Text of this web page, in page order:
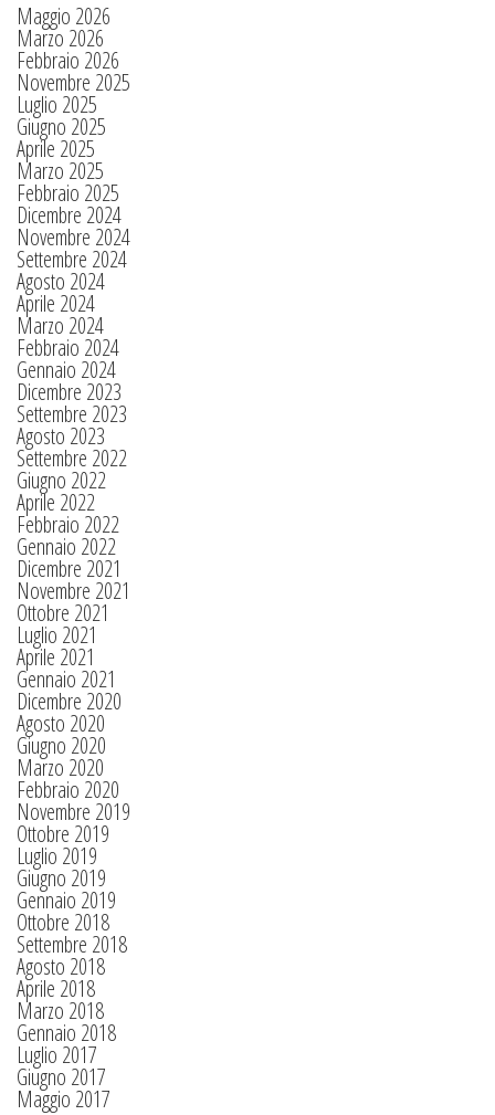
Maggio 2026
Marzo 2026
Febbraio 2026
Novembre 2025
Luglio 2025
Giugno 2025
Aprile 2025
Marzo 2025
Febbraio 2025
Dicembre 2024
Novembre 2024
Settembre 2024
Agosto 2024
Aprile 2024
Marzo 2024
Febbraio 2024
Gennaio 2024
Dicembre 2023
Settembre 2023
Agosto 2023
Settembre 2022
Giugno 2022
Aprile 2022
Febbraio 2022
Gennaio 2022
Dicembre 2021
Novembre 2021
Ottobre 2021
Luglio 2021
Aprile 2021
Gennaio 2021
Dicembre 2020
Agosto 2020
Giugno 2020
Marzo 2020
Febbraio 2020
Novembre 2019
Ottobre 2019
Luglio 2019
Giugno 2019
Gennaio 2019
Ottobre 2018
Settembre 2018
Agosto 2018
Aprile 2018
Marzo 2018
Gennaio 2018
Luglio 2017
Giugno 2017
Maggio 2017